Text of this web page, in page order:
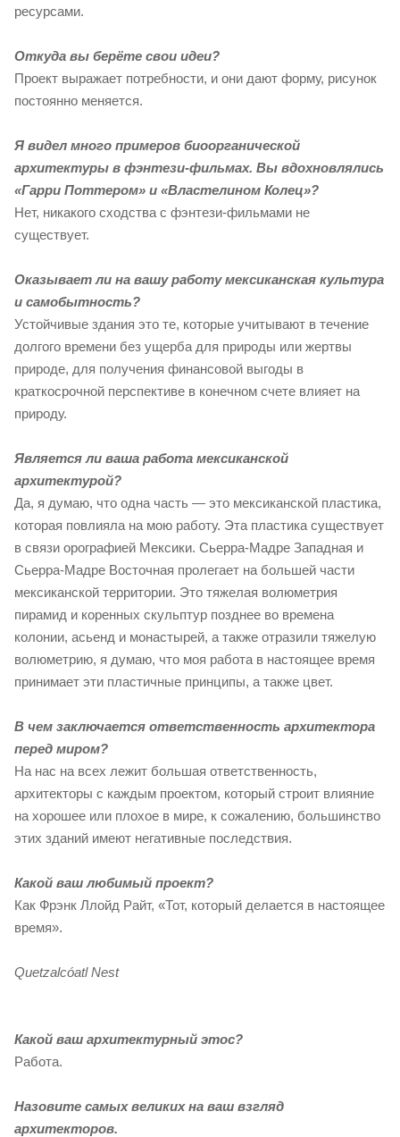
ресурсами.
Откуда вы берёте свои идеи?
Проект выражает потребности, и они дают форму, рисунок
постоянно меняется.
Я видел много примеров биоорганической
архитектуры в фэнтези-фильмах. Вы вдохновлялись
«Гарри Поттером» и «Властелином Колец»?
Нет, никакого сходства с фэнтези-фильмами не
существует.
Оказывает ли на вашу работу мексиканская культура
и самобытность?
Устойчивые здания это те, которые учитывают в течение
долгого времени без ущерба для природы или жертвы
природе, для получения финансовой выгоды в
краткосрочной перспективе в конечном счете влияет на
природу.
Является ли ваша работа мексиканской
архитектурой?
Да, я думаю, что одна часть — это мексиканской пластика,
которая повлияла на мою работу. Эта пластика существует
в связи орографией Мексики. Сьерра-Мадре Западная и
Сьерра-Мадре Восточная пролегает на большей части
мексиканской территории. Это тяжелая волюметрия
пирамид и коренных скульптур позднее во времена
колонии, асьенд и монастырей, а также отразили тяжелую
волюметрию, я думаю, что моя работа в настоящее время
принимает эти пластичные принципы, а также цвет.
В чем заключается ответственность архитектора
перед миром?
На нас на всех лежит большая ответственность,
архитекторы с каждым проектом, который строит влияние
на хорошее или плохое в мире, к сожалению, большинство
этих зданий имеют негативные последствия.
Какой ваш любимый проект?
Как Фрэнк Ллойд Райт, «Тот, который делается в настоящее
время».
Quetzalcóatl Nest
Какой ваш архитектурный этос?
Работа.
Назовите самых великих на ваш взгляд
архитекторов.